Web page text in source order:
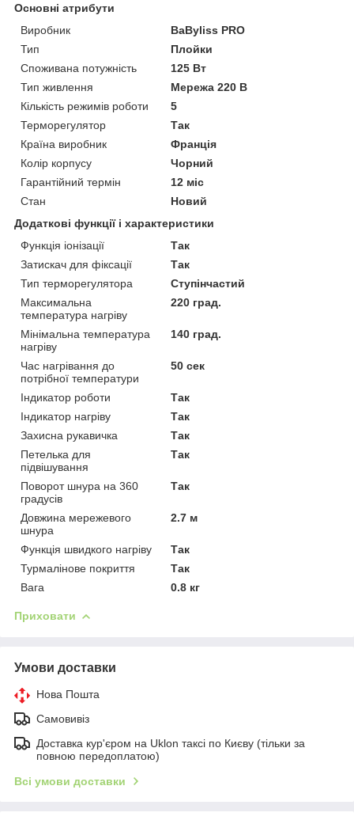
Основні атрибути
Виробник
BaByliss PRO
Тип
Плойки
Споживана потужність
125 Вт
Тип живлення
Мережа 220 В
Кількість режимів роботи
5
Терморегулятор
Так
Країна виробник
Франція
Колір корпусу
Чорний
Гарантійний термін
12 міс
Стан
Новий
Додаткові функції і характеристики
Функція іонізації
Так
Затискач для фіксації
Так
Тип терморегулятора
Ступінчастий
Максимальна
температура нагріву
220 град.
Мінімальна температура
нагріву
140 град.
Час нагрівання до
потрібної температури
50 сек
Індикатор роботи
Так
Індикатор нагріву
Так
Захисна рукавичка
Так
Петелька для
підвішування
Так
Поворот шнура на 360
градусів
Так
Довжина мережевого
шнура
2.7 м
Функція швидкого нагріву
Так
Турмалінове покриття
Так
Вага
0.8 кг
Приховати
Умови доставки
Нова Пошта
Самовивіз
Доставка кур'єром на Uklon таксі по Києву (тільки за
повною передоплатою)
Всі умови доставки